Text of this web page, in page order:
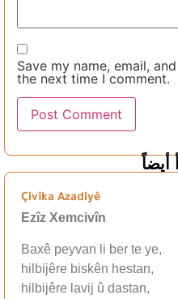
Save my name, email,
the next time I comment.
Çivîka Azadiyê
Ezîz Xemcivîn
Baxê peyvan li ber te ye,
hilbijêre biskên hestan,
hilbijêre lavij û dastan,